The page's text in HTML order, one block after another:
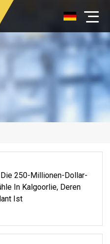
250-Millionen-Dollar-
In Kalgoorlie, Deren
Ist